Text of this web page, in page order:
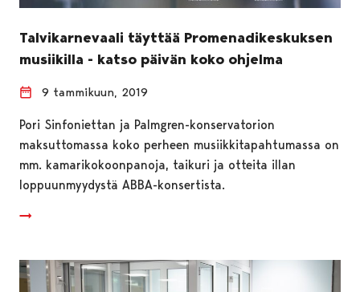
Talvikarnevaali täyttää Promenadikeskuksen
musiikilla - katso päivän koko ohjelma
9 tammikuun, 2019
Pori Sinfoniettan ja Palmgren-konservatorion
maksuttomassa koko perheen musiikkitapahtumassa on
mm. kamarikokoonpanoja, taikuri ja otteita illan
loppuunmyydystä ABBA-konsertista.